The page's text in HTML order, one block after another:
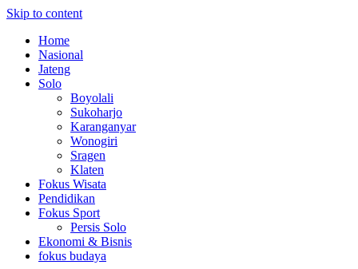
Skip to content
Home
Nasional
Jateng
Solo
Boyolali
Sukoharjo
Karanganyar
Wonogiri
Sragen
Klaten
Fokus Wisata
Pendidikan
Fokus Sport
Persis Solo
Ekonomi & Bisnis
fokus budaya